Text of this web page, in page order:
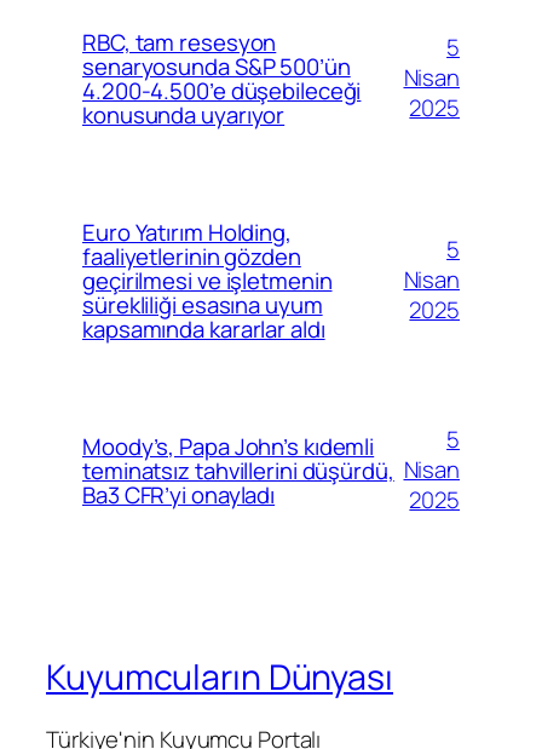
RBC, tam resesyon
senaryosunda S&P 500’ün
4.200-4.500’e düşebileceği
konusunda uyarıyor
5
Nisan
2025
Euro Yatırım Holding,
faaliyetlerinin gözden
geçirilmesi ve işletmenin
sürekliliği esasına uyum
kapsamında kararlar aldı
5
Nisan
2025
Moody’s, Papa John’s kıdemli
teminatsız tahvillerini düşürdü,
Ba3 CFR’yi onayladı
5
Nisan
2025
Kuyumcuların Dünyası
Türkiye'nin Kuyumcu Portalı